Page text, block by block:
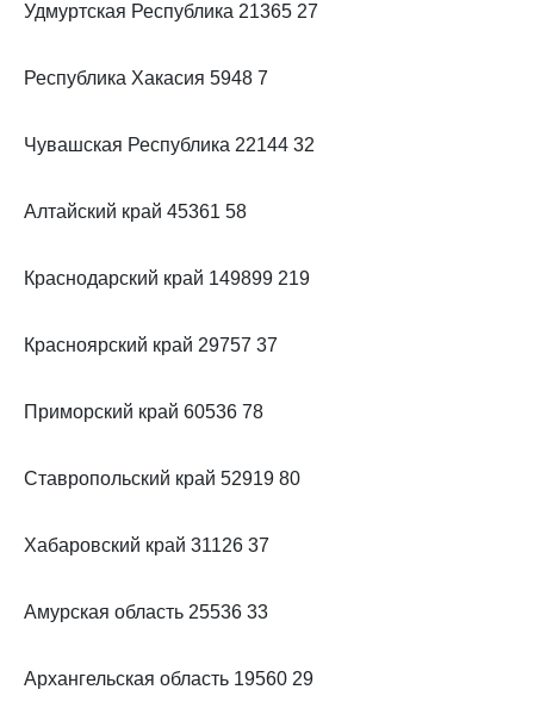
Удмуртская Республика 21365 27
Республика Хакасия 5948 7
Чувашская Республика 22144 32
Алтайский край 45361 58
Краснодарский край 149899 219
Красноярский край 29757 37
Приморский край 60536 78
Ставропольский край 52919 80
Хабаровский край 31126 37
Амурская область 25536 33
Архангельская область 19560 29